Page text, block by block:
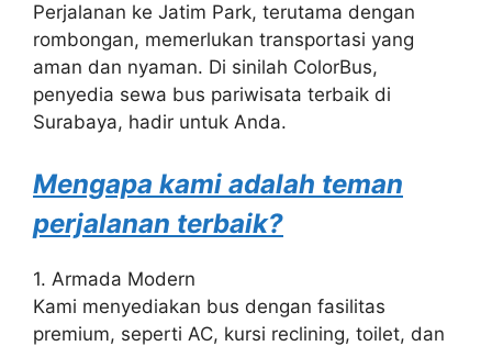
Perjalanan ke Jatim Park, terutama dengan
rombongan, memerlukan transportasi yang
aman dan nyaman. Di sinilah ColorBus,
penyedia sewa bus pariwisata terbaik di
Surabaya, hadir untuk Anda.
Mengapa kami adalah teman
perjalanan terbaik?
1. Armada Modern
Kami menyediakan bus dengan fasilitas
premium, seperti AC, kursi reclining, toilet, dan